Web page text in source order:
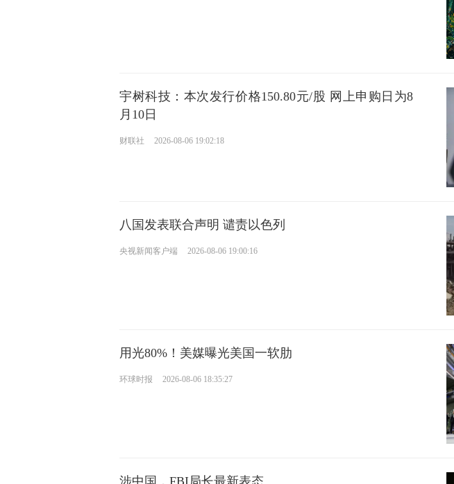
宇树科技：本次发行价格150.80元/股 网上申购日为8
月10日
财联社 2026-08-06 19:02:18
八国发表联合声明 谴责以色列
央视新闻客户端 2026-08-06 19:00:16
用光80%！美媒曝光美国一软肋
环球时报 2026-08-06 18:35:27
涉中国，FBI局长最新表态